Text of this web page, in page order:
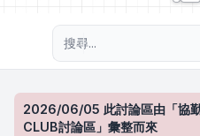
2026/06/05 此討論區由「協
CLUB討論區」彙整而來